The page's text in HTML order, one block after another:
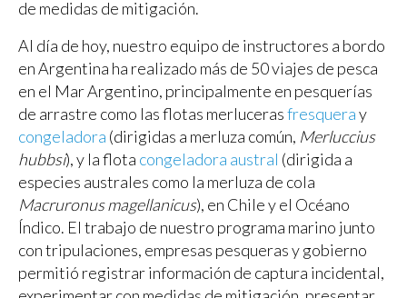
de medidas de mitigación.
Al día de hoy, nuestro equipo de instructores a bordo
en Argentina ha realizado más de 50 viajes de pesca
en el Mar Argentino, principalmente en pesquerías
de arrastre como las flotas merlucerasfresqueray
congeladora (dirigidas a merluza común, Merluccius
hubbsi), y la flota congeladora austral (dirigida a
especies australes como la merluza de cola
Macruronus magellanicus), en Chile y el Océano
Índico. El trabajo de nuestro programa marino junto
con tripulaciones, empresas pesqueras y gobierno
permitió registrar información de captura incidental,